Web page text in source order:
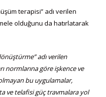
terapisi” adı verilen
olduğunu da hatırlatarak
adı verilen
normlarına göre işkence ve
bu uygulamalar,
ve telafisi güç travmalara yol